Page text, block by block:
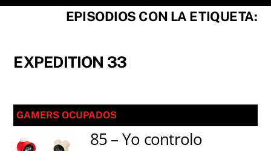
EPISODIOS CON LA ETIQUETA:
EXPEDITION 33
GAMERS OCUPADOS
85 – Yo controlo